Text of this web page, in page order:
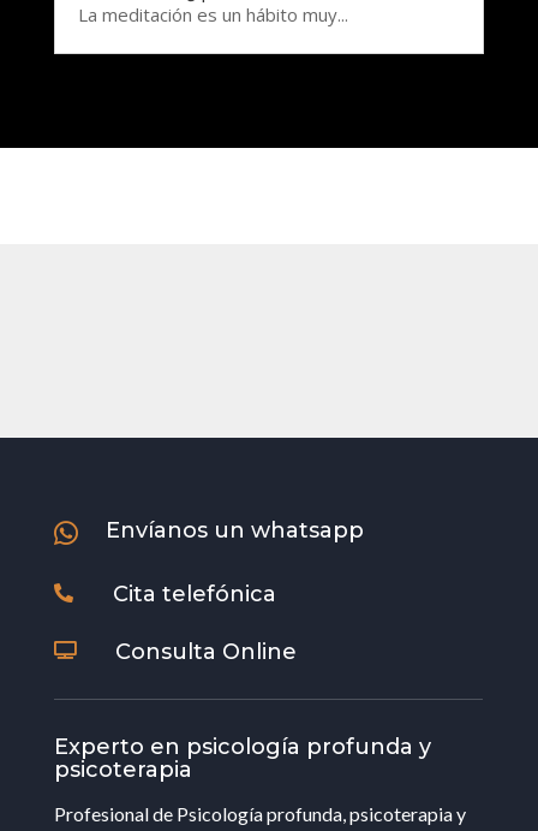
La meditación es un hábito muy...
 Envíanos un whatsapp
 Cita telefónica
 Consulta Online
Experto en psicología profunda y
psicoterapia
Profesional de Psicología profunda, psicoterapia y